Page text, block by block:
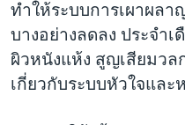
ทำให้ระบบการเผาผล
บางอย่างลดลง ประจำ
ผิวหนังแห้ง สูญเสียมวล
เกี่ยวกับระบบหัวใจและ